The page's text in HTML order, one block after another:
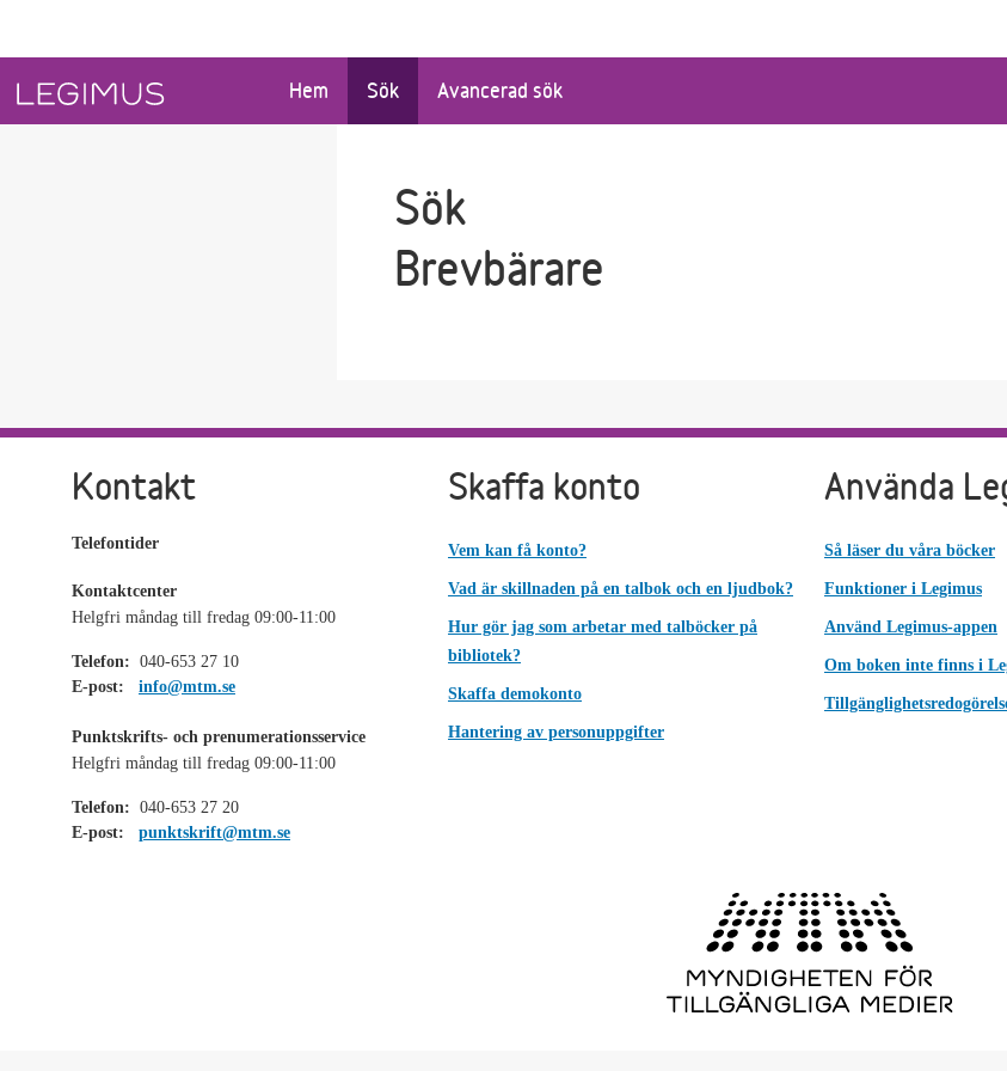
Hem Sök Avancerad sök
Sök
Brevbärare
Kontakt
Telefontider
Kontaktcenter
Helgfri måndag till fredag 09:00-11:00
Telefon: 040-653 27 10
E-post:
info@mtm.se
Punktskrifts- och prenumerationsservice
Helgfri måndag till fredag 09:00-11:00
Telefon: 040-653 27 20
E-post:
punktskrift@mtm.se
Skaffa konto
Vem kan få konto?
Vad är skillnaden på en talbok och en ljudbok?
Hur gör jag som arbetar med talböcker på
bibliotek?
Skaffa demokonto
Hantering av personuppgifter
Använda
Så läser du våra böcker
Funktioner i Legimus
Använd Legimus-appen
Om boken inte finns i